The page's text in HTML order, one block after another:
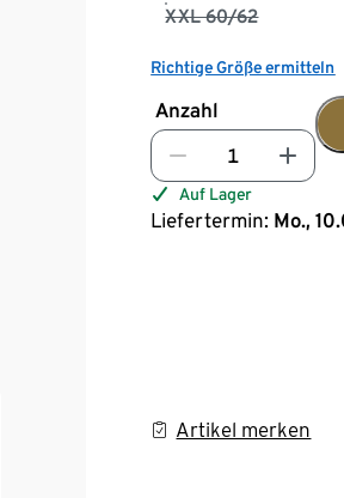
XXL 60/62
Richtige Größe ermitteln
Anzahl
Auf Lager
Liefertermin: Mo.,
Artikel merken